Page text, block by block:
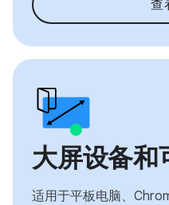
查
大屏设备和
适用于平板电脑、